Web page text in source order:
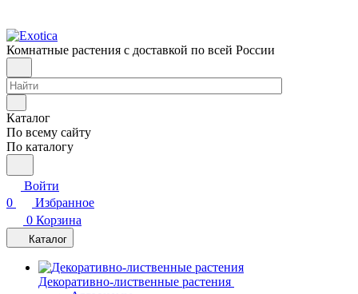
Комнатные растения с доставкой по всей России
Каталог
По всему сайту
По каталогу
Войти
0
Избранное
0 Корзина
Каталог
Декоративно-лиственные растения